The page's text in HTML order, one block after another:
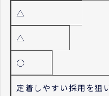
△
△
○
定着しやすい採用を狙